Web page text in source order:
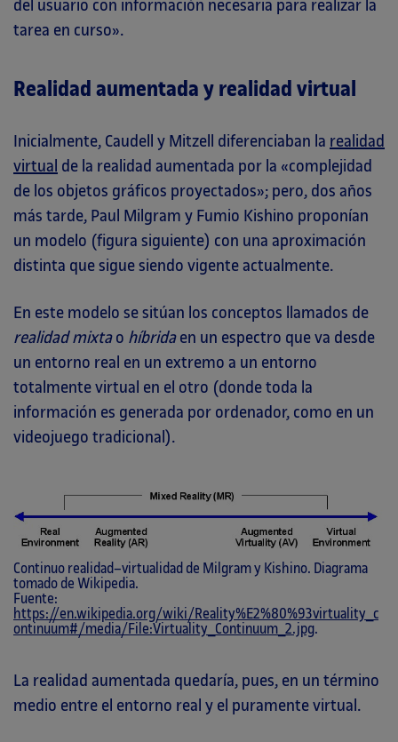
del usuario con información necesaria para realizar la
tarea en curso».
Realidad aumentada y realidad virtual
Inicialmente, Caudell y Mitzell diferenciaban la realidad
virtual de la realidad aumentada por la «complejidad
de los objetos gráficos proyectados»; pero, dos años
más tarde, Paul Milgram y Fumio Kishino proponían
un modelo (figura siguiente) con una aproximación
distinta que sigue siendo vigente actualmente.
En este modelo se sitúan los conceptos llamados de
realidad mixtao híbridaen un espectro que va desde
un entorno real en un extremo a un entorno
totalmente virtual en el otro (donde toda la
información es generada por ordenador, como en un
videojuego tradicional).
Continuo realidad–virtualidad de Milgram y Kishino. Diagrama
tomado de Wikipedia.
Fuente:
https://en.wikipedia.org/wiki/Reality%E2%80%93virtuality_c
ontinuum#/media/File:Virtuality_Continuum_2.jpg.
La realidad aumentada quedaría, pues, en un término
medio entre el entorno real y el puramente virtual.